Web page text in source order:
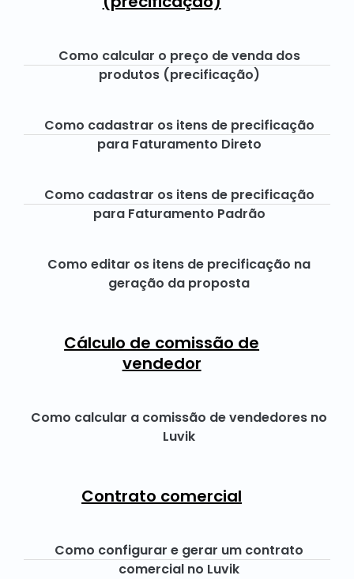
Como calcular o preço de venda dos
produtos (precificação)
Como cadastrar os itens de precificação
para Faturamento Direto
Como cadastrar os itens de precificação
para Faturamento Padrão
Como editar os itens de precificação na
geração da proposta
Cálculo de comissão de
vendedor
Como calcular a comissão de vendedores no
Luvik
Contrato comercial
Como configurar e gerar um contrato
comercial no Luvik